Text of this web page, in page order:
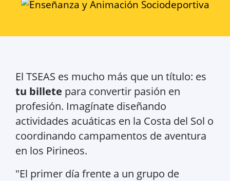
El TSEAS es mucho más que un título: es
tu billete para convertir pasión en
profesión. Imagínate diseñando
actividades acuáticas en la Costa del Sol o
coordinando campamentos de aventura
en los Pirineos.
"El primer día frente a un grupo de